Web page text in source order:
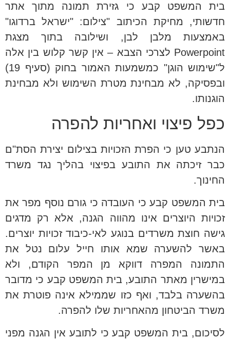
בית המשפט קבע כי גזירת תמונה מתוך אתר
חדשותי, מחיקת הכיתוב "צילום: "ישראל ברדוגו"
באמצעות מלבן לבן, ושילובה בתוך מצגת
Powerpoint לצרכי הצבא – אין קשר קלוש בין אלה
ל"שימוש הוגן" כמשמעות האמור בחוק (סעיף 19)
ובפסיקה, לא מבחינת מטרת השימוש ולא מבחינת
הוגנותו.
כפל פיצוי ואחריות להפרה
הנתבע טען כי הפרת הזכויות בצילום יצירת הסת"ם
כבר זיכתה את התובע בפיצוי בהליך נגד משרד
החינוך.
בית המשפט קבע כי העובדה כי גורם נוסף מפר את
זכויות היוצרים אינו מהווה הגנה, אלא רק מדגים
גישה חוצת משרדים בנוגע לאי-כיבוד זכויות יוצרים.
באשר להשערה שמא אותו חייל עלום נטל את
התמונה המפרה דווקא מן המפר הקודם, ולא
במישרין מאתר התובע, בית המשפט קבע כי מדובר
בהשערה בלבד, ואף כזו שממילא אינה פוטרת את
משרד הביטחון מהאחריות שלו להפרה.
לסיכום, בית המשפט קבע כי לתובע אין הגנה מפני